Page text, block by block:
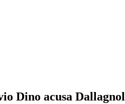
Dino acusa